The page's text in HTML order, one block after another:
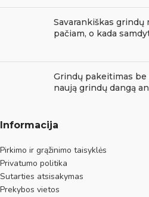
Savarankiškas grindų
pačiam, o kada
Grindų pakeitimas
naują grindų dangą
Informacija
Pirkimo ir grąžinimo taisyklės
Privatumo politika
Sutarties atsisakymas
Prekybos vietos